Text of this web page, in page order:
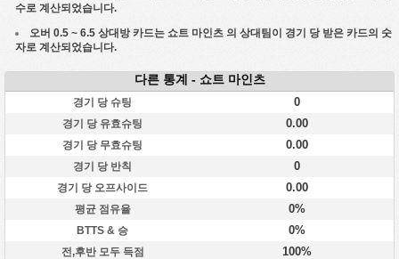
수로 계산되었습니다.
오버 0.5 ~ 6.5 상대방 카드는 쇼트 마인츠 의 상대팀이 경기 당 받은 카드의 숫
자로 계산되었습니다.
다른 통계 - 쇼트 마인츠
경기 당 슈팅 0
경기 당 유효슈팅 0.00
경기 당 무효슈팅 0.00
경기 당 반칙 0
경기 당 오프사이드 0.00
평균 점유율 0%
BTTS & 승 0%
전,후반 모두 득점 100%